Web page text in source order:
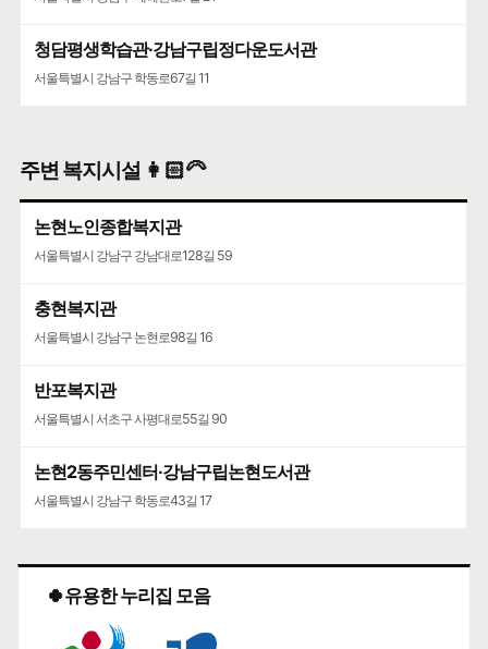
청담평생학습관·강남구립정다운도서관
서울특별시 강남구 학동로67길 11
주변 복지시설 👩🏻‍🦳
논현노인종합복지관
서울특별시 강남구 강남대로128길 59
충현복지관
서울특별시 강남구 논현로98길 16
반포복지관
서울특별시 서초구 사평대로55길 90
논현2동주민센터·강남구립논현도서관
서울특별시 강남구 학동로43길 17
🍀유용한 누리집 모음